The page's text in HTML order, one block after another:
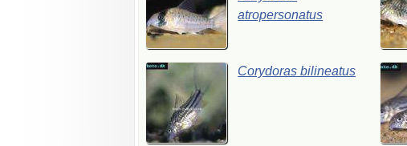
atropersonatus
Corydorasbilineatus